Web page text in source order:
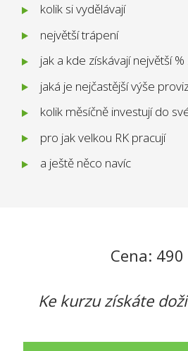
kolik si vydělávají
největší trápení
jak a kde získávají největší
jaká je nejčastější výše
kolik měsíčně investují do
pro jak velkou RK pracují
a ještě něco navíc
Cena: 490
Ke kurzu získáte